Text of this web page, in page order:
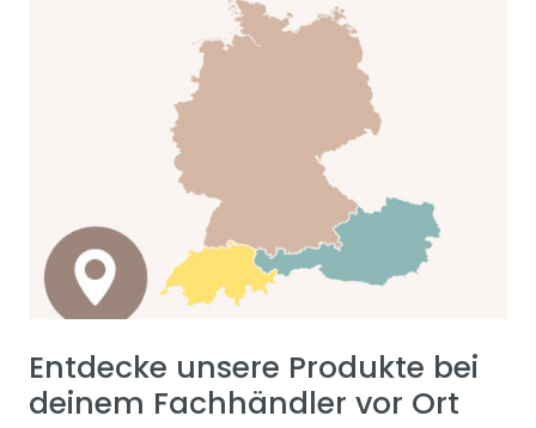
Entdecke unsere Produkte bei
deinem Fachhändler vor Ort